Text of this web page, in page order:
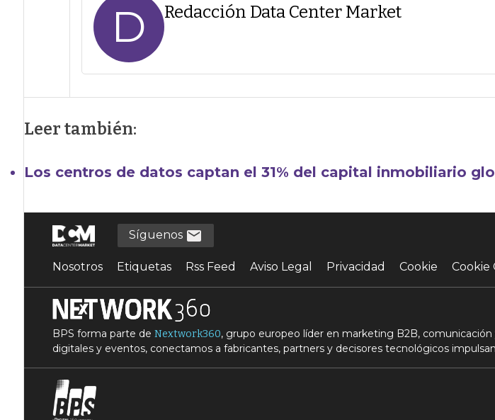
D Redacción Data Center Market
Leer también:
Los centros de datos captan el 31% del capital inmobiliario
Síguenos
Nosotros Etiquetas Rss Feed Aviso Legal Privacidad Cookie Cookie
BPS forma parte de Nextwork360, grupo europeo líder en marketing B2B,
digitales y eventos, conectamos a fabricantes, partners y decisores tecnológicos